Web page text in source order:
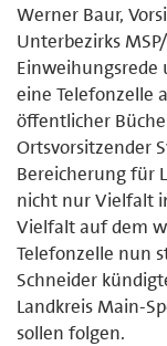
Werner Baur,
Unterbezirks
Einweihungsrede
eine Telefonzelle
öffentlicher
Ortsvorsitzender
Bereicherung für
nicht nur Vielfalt
Vielfalt auf dem
Telefonzelle nun
Schneider
Landkreis Main-
sollen folgen.